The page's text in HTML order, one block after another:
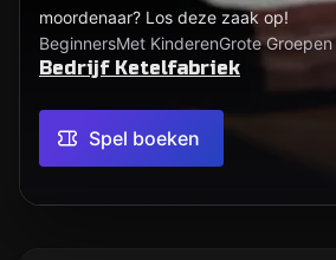
moordenaar? Los deze zaak op!
BeginnersMet KinderenGrote Groepen
Bedrijf Ketelfabriek
Spel boeken